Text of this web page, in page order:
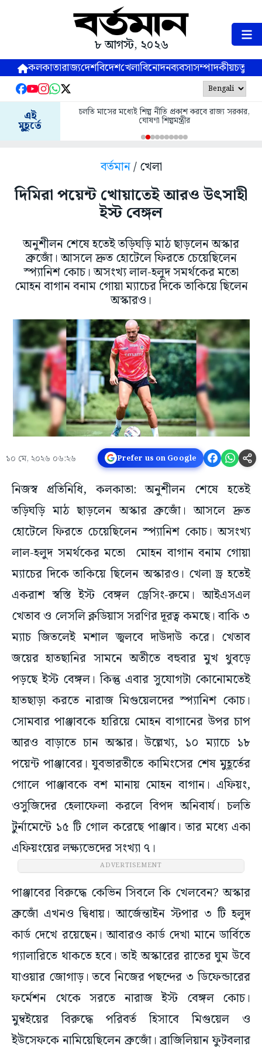
৮ আগস্ট, ২০২৬
কলকাতারাজ্যদেশবিদেশখেলাবিনোদনব্যবসাসম্পাদকীয়
এই
মুহূর্তে
চলতি মাসের মধ্যেই শিল্প নীতি প্রকাশ করবে রাজ্য সরকার,
ঘোষণা শিল্পমন্ত্রীর
বর্তমান/ খেলা
দিমিরা পয়েন্ট খোয়াতেই আরও উৎসাহী
ইস্ট বেঙ্গল
অনুশীলন শেষে হতেই তড়িঘড়ি মাঠ ছাড়লেন অস্কার
ব্রুজোঁ। আসলে দ্রুত হোটেলে ফিরতে চেয়েছিলেন
স্প্যানিশ কোচ। অসংখ্য লাল-হলুদ সমর্থকের মতো
মোহন বাগান বনাম গোয়া ম্যাচের দিকে তাকিয়ে ছিলেন
অস্কারও।
১০ মে, ২০২৬ ০৬:২৬ Prefer us on Google
নিজস্ব প্রতিনিধি, কলকাতা: অনুশীলন শেষে হতেই
তড়িঘড়ি মাঠ ছাড়লেন অস্কার ব্রুজোঁ। আসলে দ্রুত
হোটেলে ফিরতে চেয়েছিলেন স্প্যানিশ কোচ। অসংখ্য
লাল-হলুদ সমর্থকের মতো মোহন বাগান বনাম গোয়া
ম্যাচের দিকে তাকিয়ে ছিলেন অস্কারও। খেলা ড্র হতেই
একরাশ স্বস্তি ইস্ট বেঙ্গল ড্রেসিং-রুমে। আইএসএল
খেতাব ও লেসলি ক্লডিয়াস সরণির দূরত্ব কমছে। বাকি ৩
ম্যাচ জিতলেই মশাল জ্বলবে দাউদাউ করে। খেতাব
জয়ের হাতছানির সামনে অতীতে বহুবার মুখ থুবড়ে
পড়ছে ইস্ট বেঙ্গল। কিন্তু এবার সুযোগটা কোনোমতেই
হাতছাড়া করতে নারাজ মিগুয়েলদের স্প্যানিশ কোচ।
সোমবার পাঞ্জাবকে হারিয়ে মোহন বাগানের উপর চাপ
আরও বাড়াতে চান অস্কার। উল্লেখ্য, ১০ ম্যাচে ১৮
পয়েন্ট পাঞ্জাবের। যুবভারতীতে কামিংসের শেষ মুহূর্তের
গোলে পাঞ্জাবকে বশ মানায় মোহন বাগান। এফিয়ং,
ওসুজিদের হেলাফেলা করলে বিপদ অনিবার্য। চলতি
টুর্নামেন্টে ১৫ টি গোল করেছে পাঞ্জাব। তার মধ্যে একা
এফিয়ংয়ের লক্ষ্যভেদের সংখ্যা ৭।
ADVERTISEMENT
পাঞ্জাবের বিরুদ্ধে কেভিন সিবলে কি খেলবেন? অস্কার
ব্রুজোঁ এখনও দ্বিধায়। আর্জেন্তাইন স্টপার ৩ টি হলুদ
কার্ড দেখে রয়েছেন। আবারও কার্ড দেখা মানে ডার্বিতে
গ্যালারিতে থাকতে হবে। তাই অস্কারের রাতের ঘুম উবে
যাওয়ার জোগাড়। তবে নিজের পছন্দের ৩ ডিফেন্ডারের
ফর্মেশন থেকে সরতে নারাজ ইস্ট বেঙ্গল কোচ।
মুম্বইয়ের বিরুদ্ধে পরিবর্ত হিসাবে মিগুয়েল ও
ইউসেফকে নামিয়েছিলেন ব্রুজোঁ। ব্রাজিলিয়ান ফুটবলার